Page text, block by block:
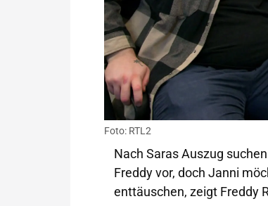
Foto: RTL2
Nach Saras Auszug
Freddy vor, doch Janni
enttäuschen, zeigt Freddy